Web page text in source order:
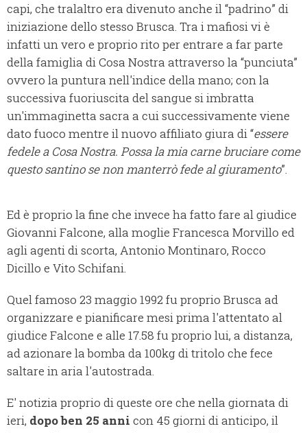
capi, che tralaltro era divenuto anche il “padrino” di
iniziazione dello stesso Brusca. Tra i mafiosi vi è
infatti un vero e proprio rito per entrare a far parte
della famiglia di Cosa Nostra attraverso la “punciuta”
ovvero la puntura nell'indice della mano; con la
successiva fuoriuscita del sangue si imbratta
un'immaginetta sacra a cui successivamente viene
dato fuoco mentre il nuovo affiliato giura di “essere
fedele a Cosa Nostra. Possa la mia carne bruciare come
questo santino se non manterrò fede al giuramento”.
Ed è proprio la fine che invece ha fatto fare al giudice
Giovanni Falcone, alla moglie Francesca Morvillo ed
agli agenti di scorta, Antonio Montinaro, Rocco
Dicillo e Vito Schifani.
Quel famoso 23 maggio 1992 fu proprio Brusca ad
organizzare e pianificare mesi prima l'attentato al
giudice Falcone e alle 17.58 fu proprio lui, a distanza,
ad azionare la bomba da 100kg di tritolo che fece
saltare in aria l'autostrada.
E' notizia proprio di queste ore che nella giornata di
ieri, dopo ben 25 anni con 45 giorni di anticipo, il